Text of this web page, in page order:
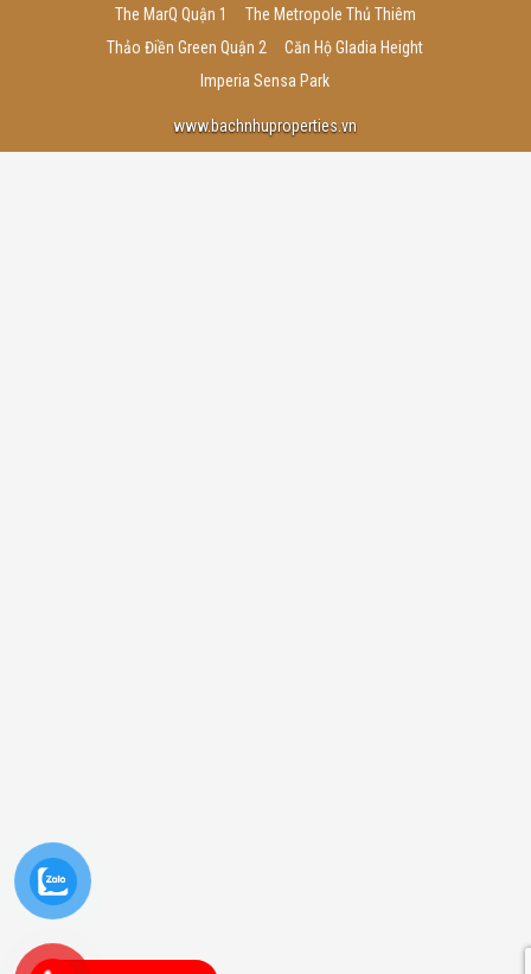
The MarQ Quận 1
The Metropole Thủ Thiêm
Thảo Điền Green Quận 2
Căn Hộ Gladia Height
Imperia Sensa Park
www.bachnhuproperties.vn